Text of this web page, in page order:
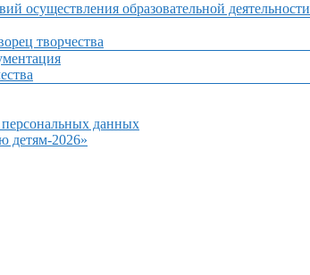
осуществления образовательной деятельности
творчества
данных
детям-2026»